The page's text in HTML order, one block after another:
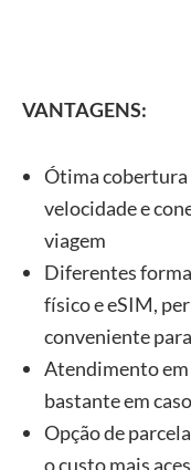
Europa
Chip
Europa
5G –
Internet e
ligações –
10GB
VANTAGENS:
Ótima
velocidade e
viagem
Diferentes
físico e eSIM,
conveniente
Atendimento
bastante em
Opção de
o custo mais